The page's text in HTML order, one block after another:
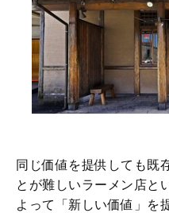
同じ価値を提供しても既
とが難しいラーメン店と
よって「新しい価値」を